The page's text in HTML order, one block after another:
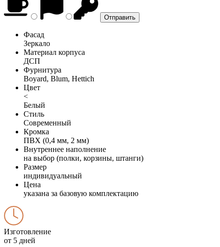
Фасад
Зеркало
Материал корпуса
ДСП
Фурнитура
Boyard, Blum, Hettich
Цвет
<
Белый
Стиль
Современный
Кромка
ПВХ (0,4 мм, 2 мм)
Внутреннее наполнение
на выбор (полки, корзины, штанги)
Размер
индивидуальный
Цена
указана за базовую комплектацию
Изготовление
от 5 дней